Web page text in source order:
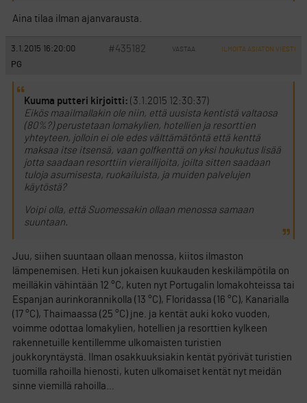
Aina tilaa ilman ajanvarausta.
3.1.2015 16:20:00 #435182 VASTAA ILMOITA ASIATON VIESTI
PG
Kuuma putteri kirjoitti: (3.1.2015 12:30:37)
Eikös maailmallakin ole niin, että uusista kentistä valtaosa
(80%?) perustetaan lomakylien, hotellien ja resorttien
yhteyteen, jolloin ei ole edes välttämätöntä että kenttä
maksaa itse itsensä, vaan golfkenttä on yksi houkutus lisää
jotta saadaan resorttiin vierailijoita, joilta sitten saadaan
tuloja asumisesta, ruokailuista, ja muiden palvelujen
käytöstä?
Voipi olla, että Suomessakin ollaan menossa samaan
suuntaan.
Juu, siihen suuntaan ollaan menossa, kiitos ilmaston
lämpenemisen. Heti kun jokaisen kuukauden keskilämpötila on
meilläkin vähintään 12 °C, kuten nyt Portugalin lomakohteissa tai
Espanjan aurinkorannikolla (13 °C), Floridassa (16 °C), Kanarialla
(17 °C), Thaimaassa (25 °C) jne. ja kentät auki koko vuoden,
voimme odottaa lomakylien, hotellien ja resorttien kylkeen
rakennetuille kentillemme ulkomaisten turistien
joukkoryntäystä. Ilman osakkuuksiakin kentät pyörivät turistien
tuomilla rahoilla hienosti, kuten ulkomaiset kentät nyt meidän
sinne viemillä rahoilla…